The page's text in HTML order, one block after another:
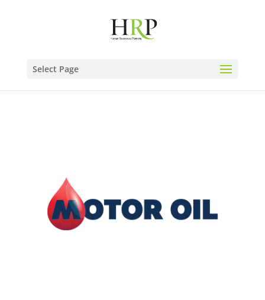
Select Page